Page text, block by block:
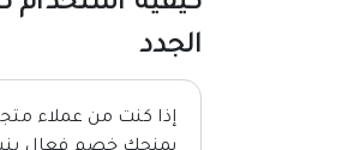
الجدد
إذا كنت من عملاء